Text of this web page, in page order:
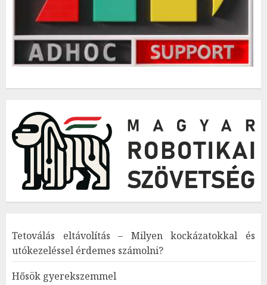
Tetoválás eltávolítás – Milyen kockázatokkal és
utókezeléssel érdemes számolni?
Hősök gyerekszemmel